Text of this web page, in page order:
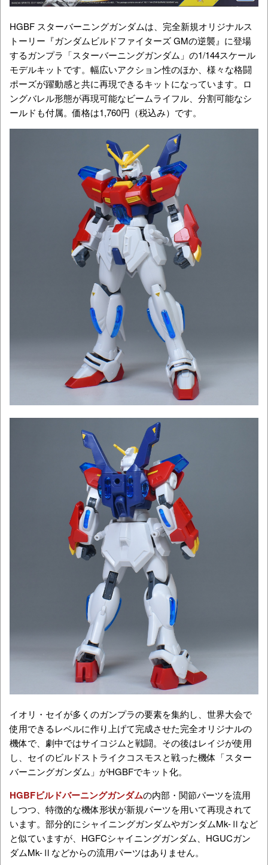
HGBF スターバーニングガンダムは、完全新規オリジナルス
トーリー『ガンダムビルドファイターズ GMの逆襲』に登場
するガンプラ「スターバーニングガンダム」の1/144スケール
モデルキットです。幅広いアクション性のほか、様々な格闘
ポーズが躍動感と共に再現できるキットになっています。ロ
ングバレル形態が再現可能なビームライフル、分割可能なシ
ールドも付属。価格は1,760円（税込み）です。
イオリ・セイが多くのガンプラの要素を集約し、世界大会で
使用できるレベルに作り上げて完成させた完全オリジナルの
機体で、劇中ではサイコジムと戦闘。その後はレイジが使用
し、セイのビルドストライクコスモスと戦った機体「スター
バーニングガンダム」がHGBFでキット化。
HGBFビルドバーニングガンダムの内部・関節パーツを流用
しつつ、特徴的な機体形状が新規パーツを用いて再現されて
います。部分的にシャイニングガンダムやガンダムMk-Ⅱなど
と似ていますが、HGFCシャイニングガンダム、HGUCガン
ダムMk-Ⅱなどからの流用パーツはありません。